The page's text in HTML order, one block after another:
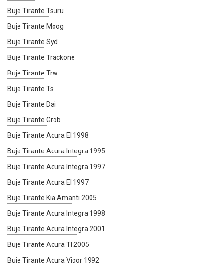
Buje Tirante Tsuru
Buje Tirante Moog
Buje Tirante Syd
Buje Tirante Trackone
Buje Tirante Trw
Buje Tirante Ts
Buje Tirante Dai
Buje Tirante Grob
Buje Tirante Acura El 1998
Buje Tirante Acura Integra 1995
Buje Tirante Acura Integra 1997
Buje Tirante Acura El 1997
Buje Tirante Kia Amanti 2005
Buje Tirante Acura Integra 1998
Buje Tirante Acura Integra 2001
Buje Tirante Acura Tl 2005
Buje Tirante Acura Vigor 1992